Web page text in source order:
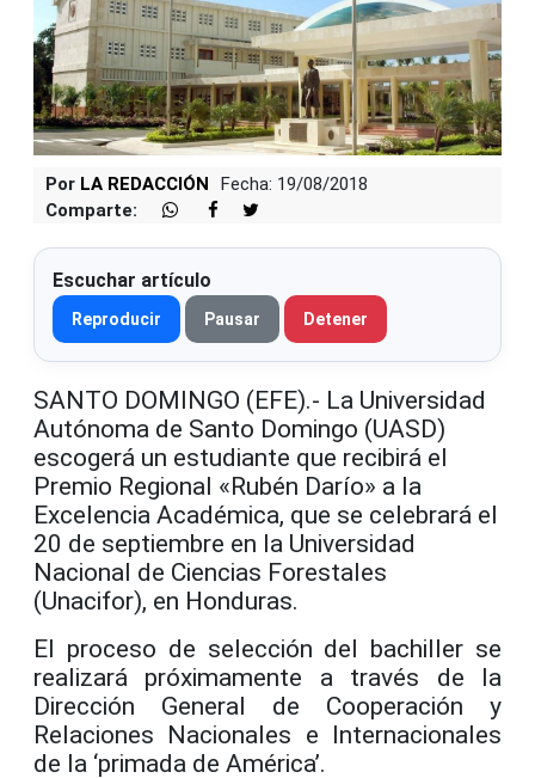
Por LA REDACCIÓN
Fecha: 19/08/2018
Comparte:
Escuchar artículo
Reproducir Pausar Detener
SANTO DOMINGO (EFE).- La Universidad
Autónoma de Santo Domingo (UASD)
escogerá un estudiante que recibirá el
Premio Regional «Rubén Darío» a la
Excelencia Académica, que se celebrará el
20 de septiembre en la Universidad
Nacional de Ciencias Forestales
(Unacifor), en Honduras.
El proceso de selección del bachiller se
realizará próximamente a través de la
Dirección General de Cooperación y
Relaciones Nacionales e Internacionales
de la ‘primada de América’.